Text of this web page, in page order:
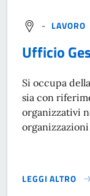
- LAVORO
Ufficio
Si occupa
sia con
organizzativi
LEGGI ALTRO
}